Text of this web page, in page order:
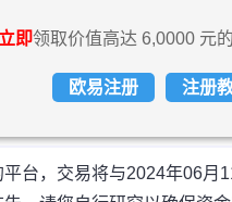
即领取价值高达 6,0000 元
欧易注册 注册
台，交易将与2024年06